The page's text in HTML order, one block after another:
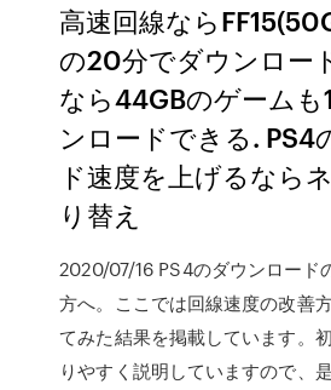
高速回線なら
の20分でダウンロー
なら44GBのゲームも
ンロードできる. PS4
ド速度を上げるなら
り替え
2020/07/16 PS4のダウンロード
方へ。ここでは回線速度の改善
てみた結果を掲載しています。
りやすく説明していますので、